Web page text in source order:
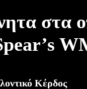
στα
Κέρδος